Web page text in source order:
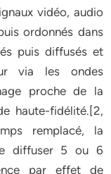
vidéo, audio
ordonnés dans
puis diffusés et
via les ondes
proche de la
haute-fidélité.[2,
remplacé, la
diffuser 5 ou 6
par effet de